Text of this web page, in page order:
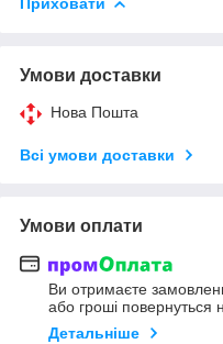
Умови доставки
Нова Пошта
Всі умови доставки
Умови оплати
Ви отримаєте
або гроші повернуться
Детальніше